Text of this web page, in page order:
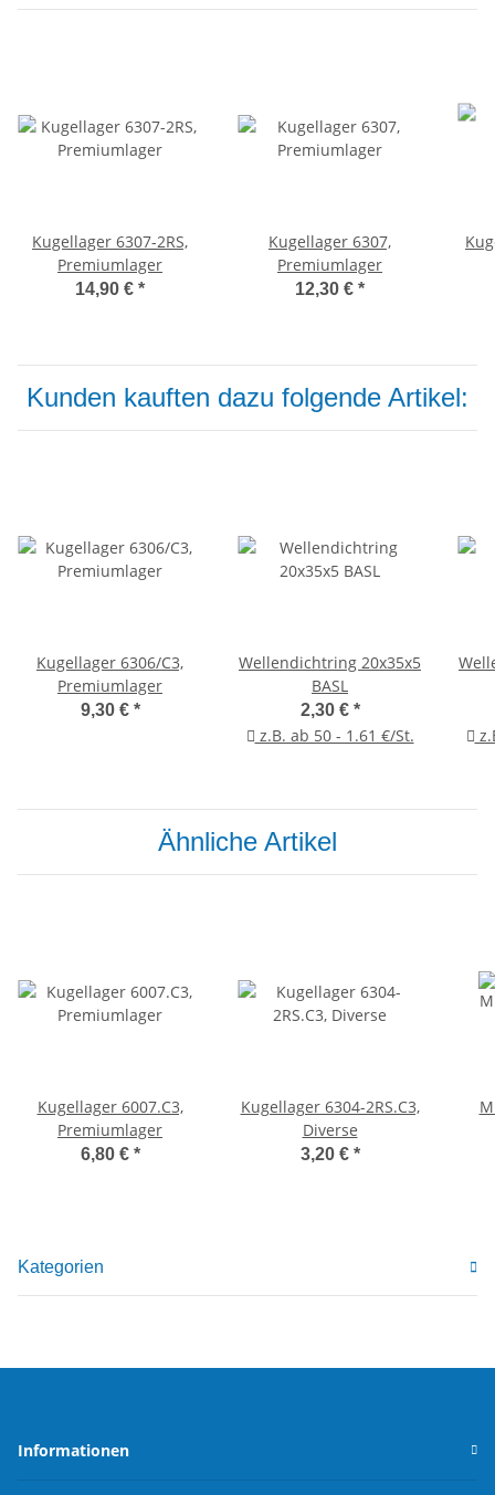
Kugellager 6307-2RS,
Premiumlager
14,90 € *
Kugellager 6307,
Premiumlager
12,30 € *
Kunden kauften dazu folgende Artikel:
Kugellager 6306/C3,
Premiumlager
9,30 € *
Wellendichtring 20x35x5
BASL
2,30 € *
z.B. ab 50 - 1.61 €/St.
Ähnliche Artikel
Kugellager 6007.C3,
Premiumlager
6,80 € *
Kugellager 6304-2RS.C3,
Diverse
3,20 € *
Kategorien
Informationen